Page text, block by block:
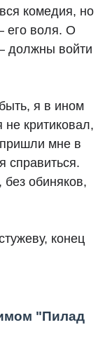
комедия, но
его воля. О
должны войти
я в ином
критиковал,
мне в
справиться.
обиняков,
конец
"Пилад